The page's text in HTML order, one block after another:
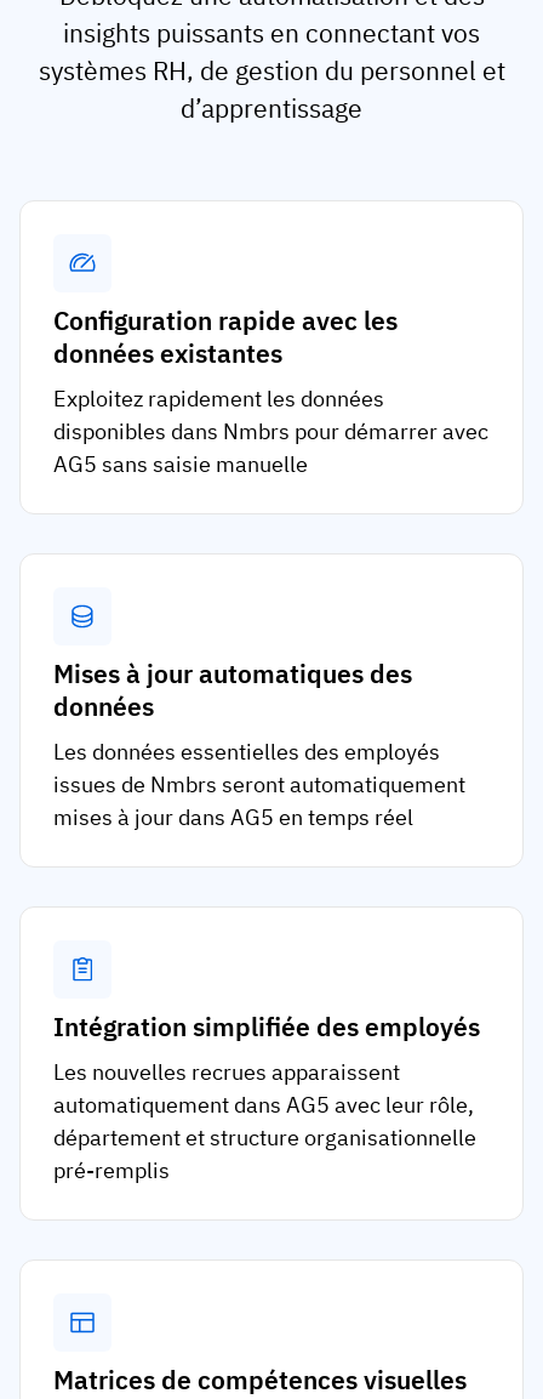
insights puissants en connectant vos
systèmes RH, de gestion du personnel et
d’apprentissage
Configuration rapide avec les
données existantes
Exploitez rapidement les données
disponibles dans Nmbrs pour démarrer avec
AG5 sans saisie manuelle
Mises à jour automatiques des
données
Les données essentielles des employés
issues de Nmbrs seront automatiquement
mises à jour dans AG5 en temps réel
Intégration simplifiée des employés
Les nouvelles recrues apparaissent
automatiquement dans AG5 avec leur rôle,
département et structure organisationnelle
pré-remplis
Matrices de compétences visuelles